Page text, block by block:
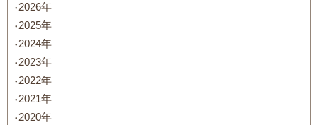
2026年
2025年
2024年
2023年
2022年
2021年
2020年